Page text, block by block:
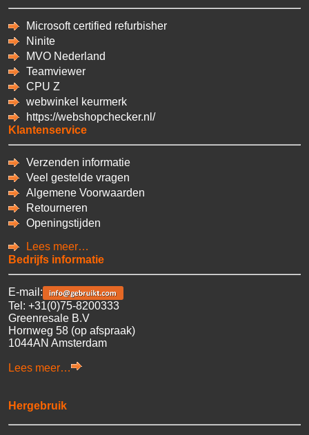
Microsoft certified refurbisher
Ninite
MVO Nederland
Teamviewer
CPU Z
webwinkel keurmerk
https://webshopchecker.nl/
Klantenservice
Verzenden informatie
Veel gestelde vragen
Algemene Voorwaarden
Retourneren
Openingstijden
Lees meer…
Bedrijfs informatie
E-mail:
Tel: +31(0)75-8200333
Greenresale B.V
Hornweg 58 (op afspraak)
1044AN Amsterdam
Lees meer…
Hergebruik